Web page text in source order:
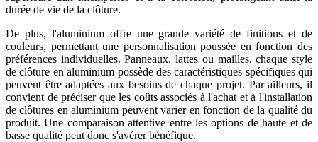
durée de vie de la clôture.
De plus, l'aluminium offre une grande variété de finitions et de
couleurs, permettant une personnalisation poussée en fonction des
préférences individuelles. Panneaux, lattes ou mailles, chaque style
de clôture en aluminium possède des caractéristiques spécifiques qui
peuvent être adaptées aux besoins de chaque projet. Par ailleurs, il
convient de préciser que les coûts associés à l'achat et à l'installation
de clôtures en aluminium peuvent varier en fonction de la qualité du
produit. Une comparaison attentive entre les options de haute et de
basse qualité peut donc s'avérer bénéfique.